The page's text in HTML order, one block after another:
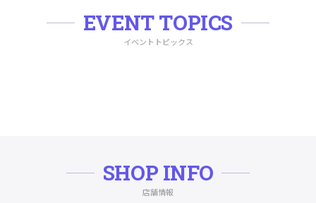
EVENT TOPICS
イベントトピックス
SHOP INFO
店舗情報